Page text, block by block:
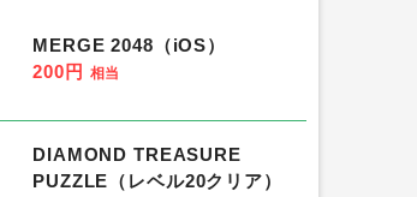
MERGE 2048（iOS）
200円 相当
DIAMOND TREASURE
PUZZLE（レベル20クリア）